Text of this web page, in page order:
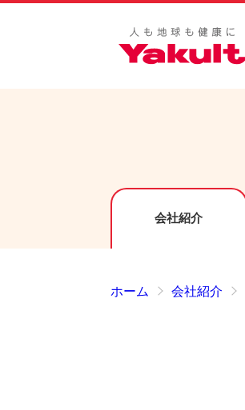
会社紹介
ホーム 会社紹介